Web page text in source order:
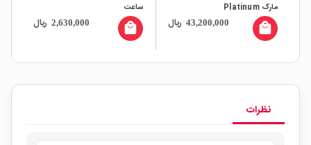
ریال
ساعت
2,630,000 ریال local_mall
13,500,000 local_mall
نظرات